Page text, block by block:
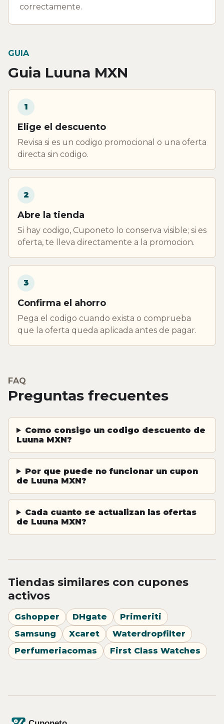
correctamente.
GUIA
Guia Luuna MXN
1
Elige el descuento
Revisa si es un codigo promocional o una oferta
directa sin codigo.
2
Abre la tienda
Si hay codigo, Cuponeto lo conserva visible; si es
oferta, te lleva directamente a la promocion.
3
Confirma el ahorro
Pega el codigo cuando exista o comprueba
que la oferta queda aplicada antes de pagar.
FAQ
Preguntas frecuentes
Como consigo un codigo descuento de
Luuna MXN?
Por que puede no funcionar un cupon
de Luuna MXN?
Cada cuanto se actualizan las ofertas
de Luuna MXN?
Tiendas similares con cupones
activos
Gshopper DHgate
Primeriti
Samsung
Xcaret
Waterdropfilter
Perfumeriacomas
First Class Watches